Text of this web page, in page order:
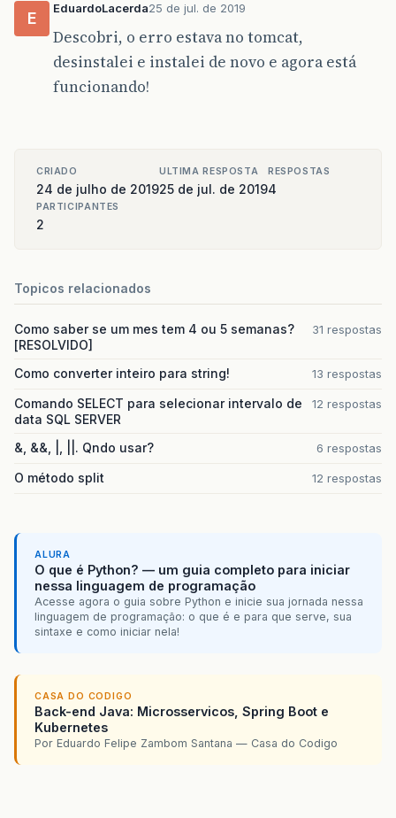
E
EduardoLacerda25 de jul. de 2019
Descobri, o erro estava no tomcat,
desinstalei e instalei de novo e agora está
funcionando!
CRIADO
24 de julho de 2019
ULTIMA RESPOSTA
25 de jul. de 2019
RESPOSTAS
4
PARTICIPANTES
2
Topicos relacionados
Como saber se um mes tem 4 ou 5 semanas?
[RESOLVIDO]
31 respostas
Como converter inteiro para string! 13 respostas
Comando SELECT para selecionar intervalo de
data SQL SERVER
12 respostas
&, &&, |, ||. Qndo usar? 6 respostas
O método split 12 respostas
ALURA
O que é Python? — um guia completo para iniciar
nessa linguagem de programação
Acesse agora o guia sobre Python e inicie sua jornada nessa
linguagem de programação: o que é e para que serve, sua
sintaxe e como iniciar nela!
CASA DO CODIGO
Back-end Java: Microsservicos, Spring Boot e
Kubernetes
Por Eduardo Felipe Zambom Santana — Casa do Codigo